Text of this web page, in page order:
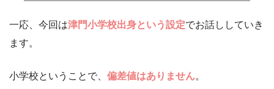
一応、今回は津門小学校出身という設定でお話ししていき
ます。
小学校ということで、 偏差値はありません。